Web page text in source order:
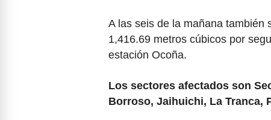
A las seis de la mañana también
1,416.69 metros cúbicos por
estación Ocoña.
Los sectores afectados son
Borroso, Jaihuichi, La Tranca,